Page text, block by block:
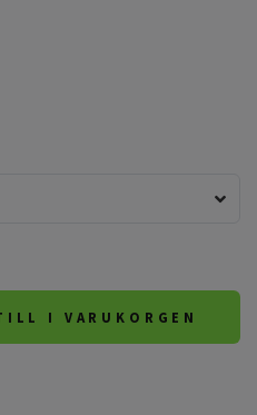
I VARUKORGEN